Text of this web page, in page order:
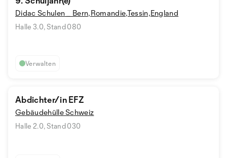
Didac Schulen _ Bern,Romandie,Tessin,England
Halle 3.0, Stand 080
Verwalten
Abdichter/in EFZ
Gebäudehülle Schweiz
Halle 2.0, Stand 030